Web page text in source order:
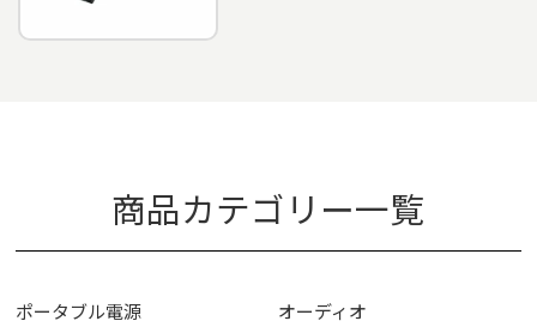
商品カテゴリー一覧
ポータブル電源 オーディオ